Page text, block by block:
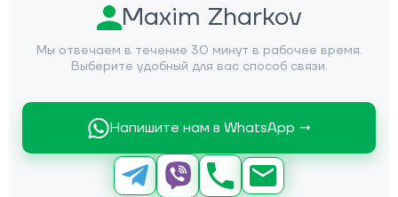
Maxim Zharkov
Мы отвечаем в течение 30 минут в рабочее время.
Выберите удобный для вас способ связи.
Напишите нам в WhatsApp →